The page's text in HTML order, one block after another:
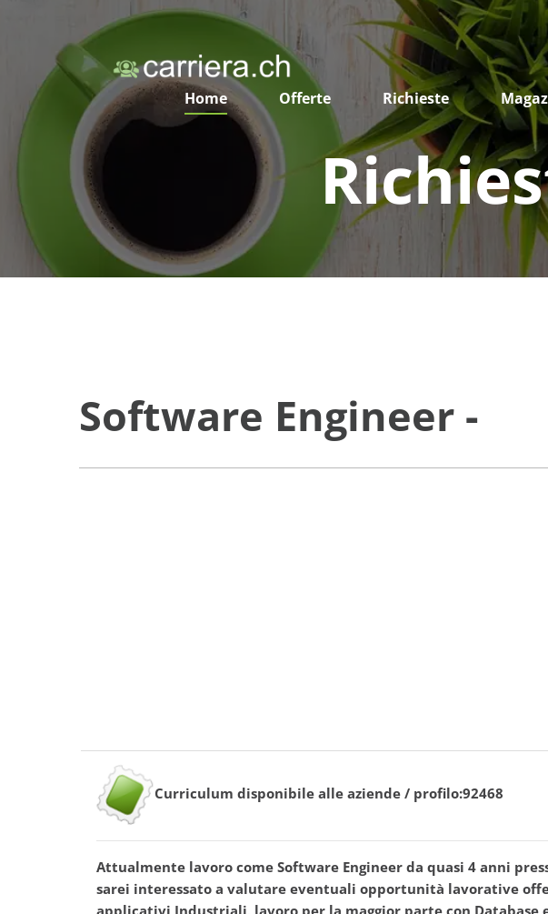
Home Offerte Richieste
Software Engineer -
Curriculum disponibile alle aziende / profilo:92468
Attualmente lavoro come Software Engineer da quasi 4 anni
sarei interessato a valutare eventuali opportunità lavorative